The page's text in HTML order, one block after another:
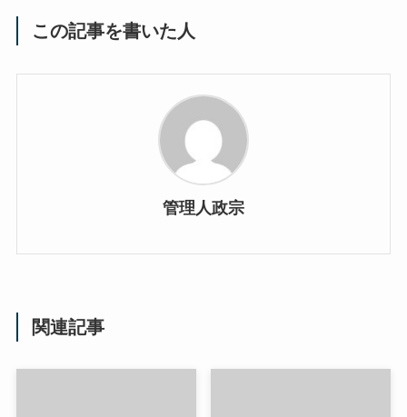
この記事を書いた人
管理人政宗
関連記事